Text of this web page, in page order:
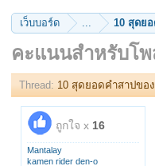
เว็บบอร์ด ... 10 สุดย
คะแนนสำหรับโ
Thread: 10 สุดยอดคำสาปขอ
ถูกใจ x 16
Mantalay
kamen rider den-o